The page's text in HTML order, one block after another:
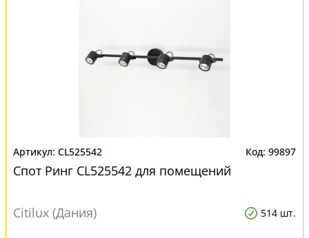
CL525542 99897
Спот Ринг CL525542 для помещений
Citilux (Дания) 514 шт.